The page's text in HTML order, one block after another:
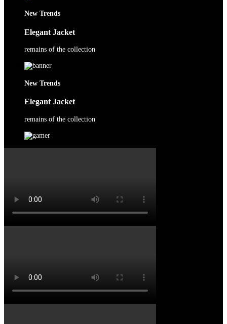
New Trends
Elegant Jacket
remains of the collection
New Trends
Elegant Jacket
remains of the collection